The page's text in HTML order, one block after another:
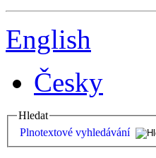
English
Česky
Hledat
Plnotextové vyhledávání